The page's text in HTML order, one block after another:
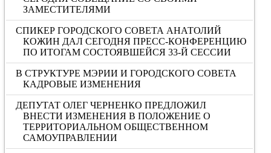
ЗАМЕСТИТЕЛЯМИ
СПИКЕР ГОРОДСКОГО СОВЕТА АНАТОЛИЙ
КОЖИН ДАЛ СЕГОДНЯ ПРЕСС-КОНФЕРЕНЦИЮ
ПО ИТОГАМ СОСТОЯВШЕЙСЯ 33-Й СЕССИИ
В СТРУКТУРЕ МЭРИИ И ГОРОДСКОГО СОВЕТА
КАДРОВЫЕ ИЗМЕНЕНИЯ
ДЕПУТАТ ОЛЕГ ЧЕРНЕНКО ПРЕДЛОЖИЛ
ВНЕСТИ ИЗМЕНЕНИЯ В ПОЛОЖЕНИЕ О
ТЕРРИТОРИАЛЬНОМ ОБЩЕСТВЕННОМ
САМОУПРАВЛЕНИИ